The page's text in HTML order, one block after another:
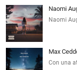
Naomi
Naomi
Max
Con una